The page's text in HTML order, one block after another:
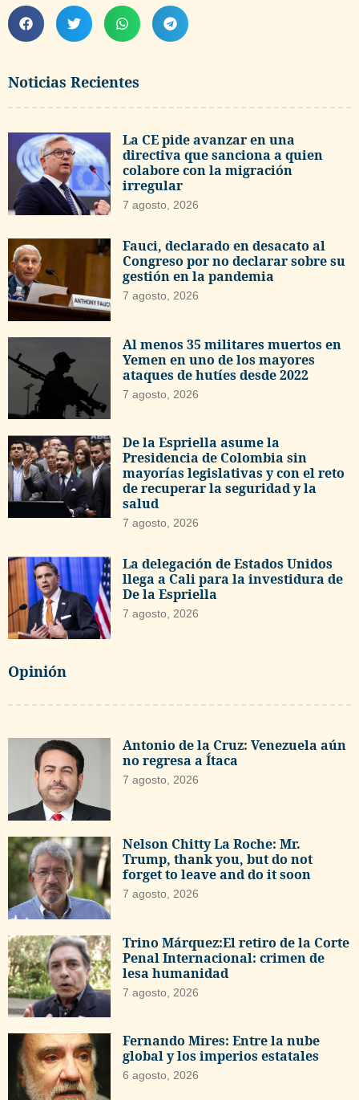
Noticias Recientes
La CE pide avanzar en una
directiva que sanciona a quien
colabore con la migración
irregular
7 agosto, 2026
Fauci, declarado en desacato al
Congreso por no declarar sobre su
gestión en la pandemia
7 agosto, 2026
Al menos 35 militares muertos en
Yemen en uno de los mayores
ataques de hutíes desde 2022
7 agosto, 2026
De la Espriella asume la
Presidencia de Colombia sin
mayorías legislativas y con el reto
de recuperar la seguridad y la
salud
7 agosto, 2026
La delegación de Estados Unidos
llega a Cali para la investidura de
De la Espriella
7 agosto, 2026
Opinión
Antonio de la Cruz: Venezuela aún
no regresa a Ítaca
7 agosto, 2026
Nelson Chitty La Roche: Mr.
Trump, thank you, but do not
forget to leave and do it soon
7 agosto, 2026
Trino Márquez:El retiro de la Corte
Penal Internacional: crimen de
lesa humanidad
7 agosto, 2026
Fernando Mires: Entre la nube
global y los imperios estatales
6 agosto, 2026